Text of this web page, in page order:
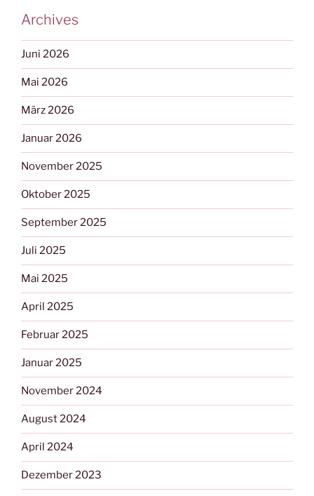
Archives
Juni 2026
Mai 2026
März 2026
Januar 2026
November 2025
Oktober 2025
September 2025
Juli 2025
Mai 2025
April 2025
Februar 2025
Januar 2025
November 2024
August 2024
April 2024
Dezember 2023